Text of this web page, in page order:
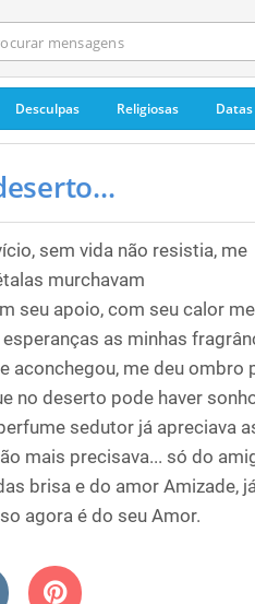
Desculpas Religiosas
sem vida não resistia, me
murchavam
seu apoio, com seu calor
as minhas
aconchegou, me deu ombro
no deserto pode haver
sedutor já apreciava
mais precisava... só do
brisa e do amor Amizade,
agora é do seu Amor.